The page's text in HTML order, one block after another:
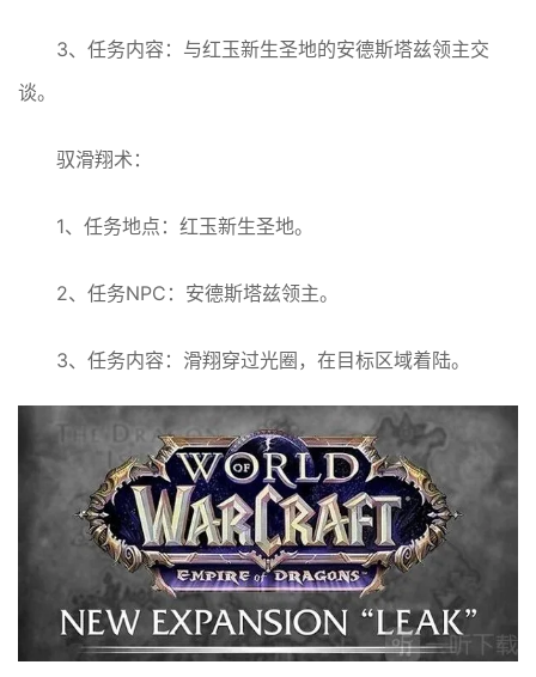
3、任务内容：与红玉新生圣地的安德斯塔兹领主交
谈。
驭滑翔术：
1、任务地点：红玉新生圣地。
2、任务NPC：安德斯塔兹领主。
3、任务内容：滑翔穿过光圈，在目标区域着陆。